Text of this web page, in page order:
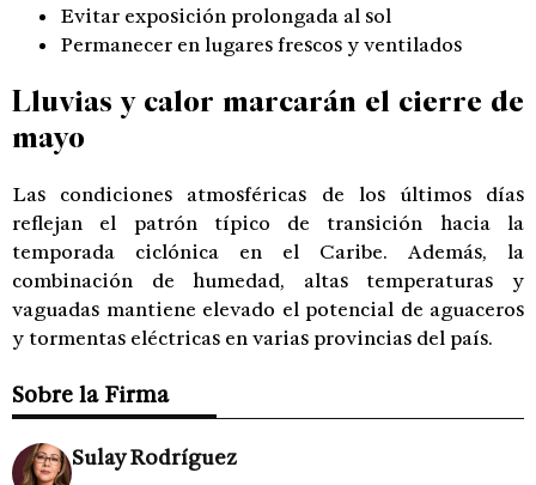
Evitar exposición prolongada al sol
Permanecer en lugares frescos y ventilados
Lluvias y calor marcarán el cierre de
mayo
Las condiciones atmosféricas de los últimos días
reflejan el patrón típico de transición hacia la
temporada ciclónica en el Caribe. Además, la
combinación de humedad, altas temperaturas y
vaguadas mantiene elevado el potencial de aguaceros
y tormentas eléctricas en varias provincias del país.
Sobre la Firma
Sulay Rodríguez